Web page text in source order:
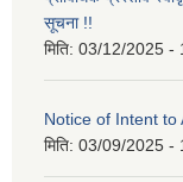
सूचना !!
मिति: 03/12/2025 -
Notice of Intent to
मिति: 03/09/2025 -